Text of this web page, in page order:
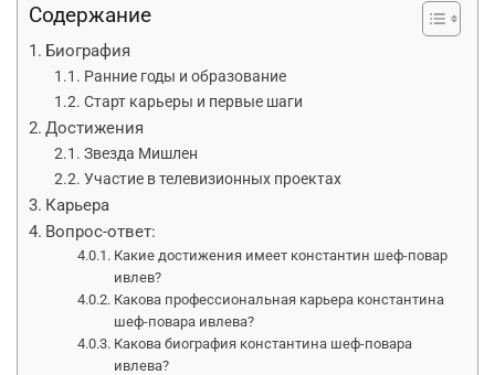
Содержание
Биография
Ранние годы и образование
Старт карьеры и первые шаги
Достижения
Звезда Мишлен
Участие в телевизионных проектах
Карьера
Вопрос-ответ:
Какие достижения имеет константин шеф-повар
ивлев?
Какова профессиональная карьера константина
шеф-повара ивлева?
Какова биография константина шеф-повара
ивлева?